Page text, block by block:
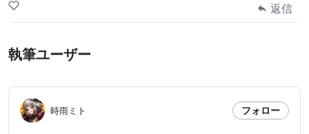
返信
執筆ユーザー
時雨ミト フォロー